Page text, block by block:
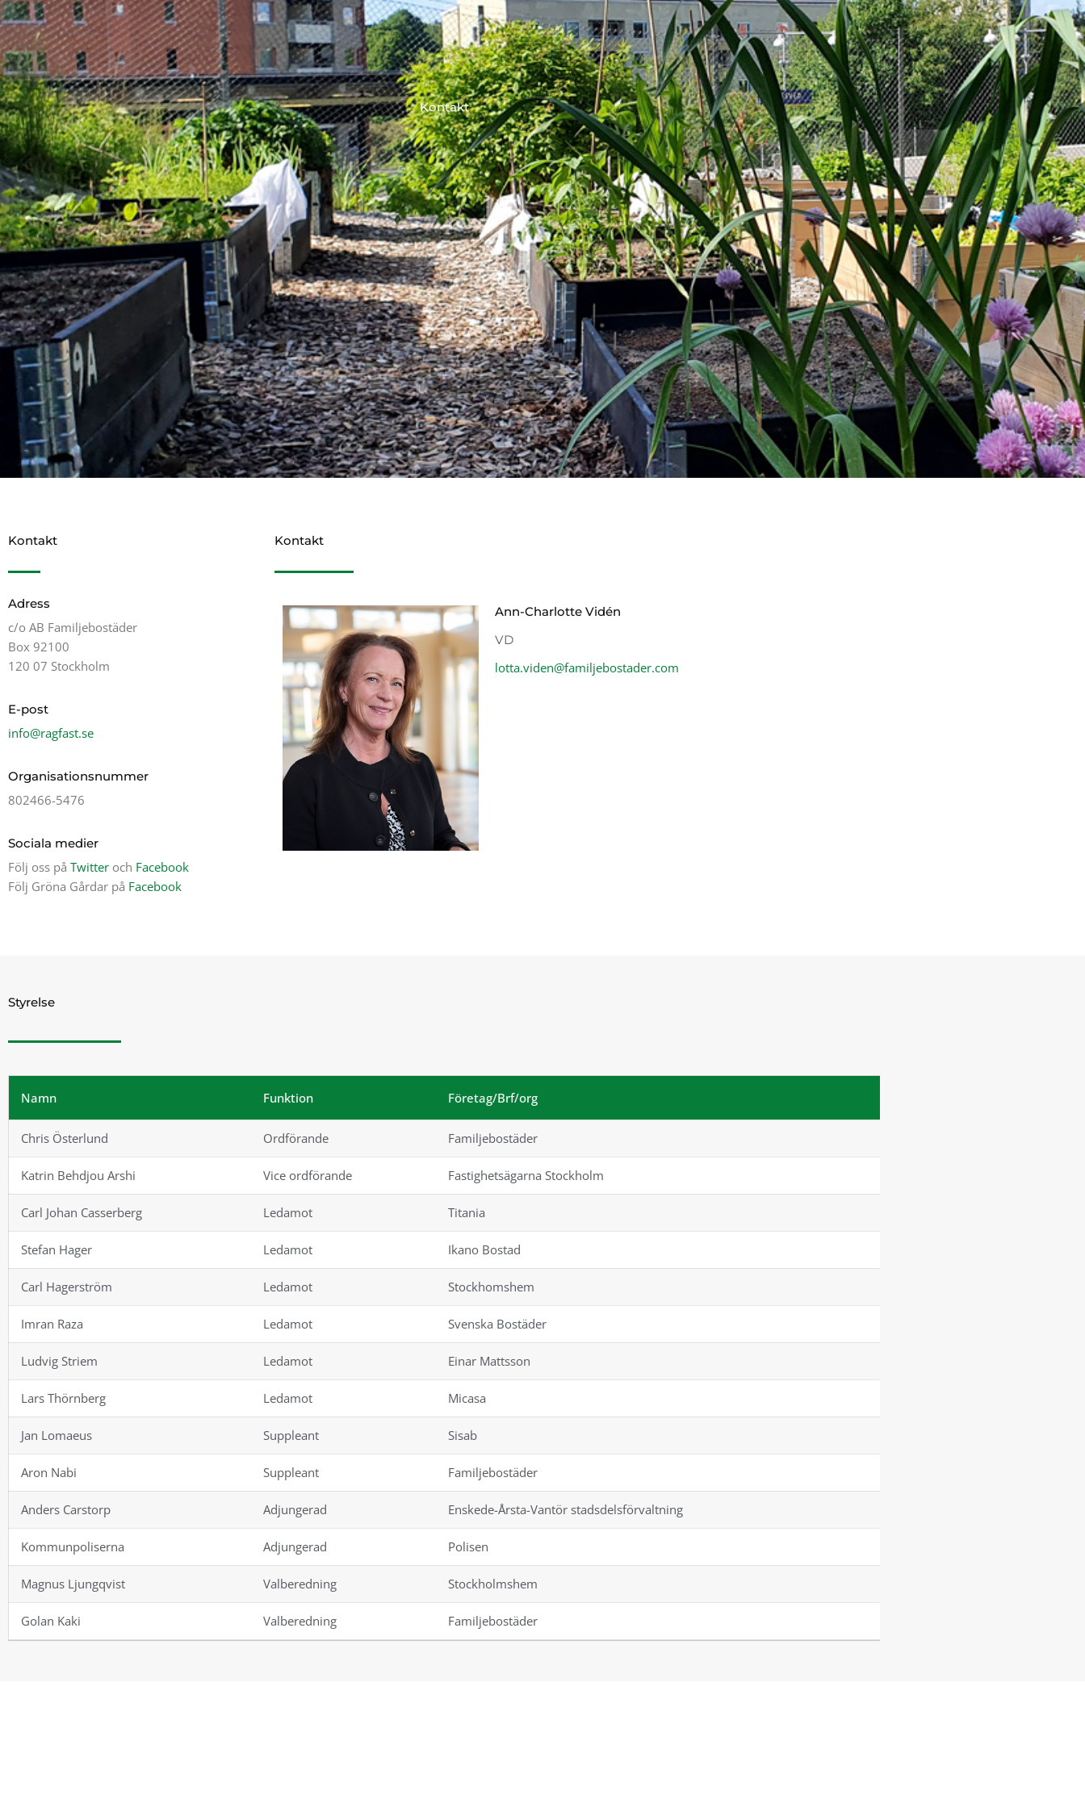
Kontakt
Kontakt
Adress
c/o AB Familjebostäder
Box 92100
120 07 Stockholm
E-post
info@ragfast.se
Organisationsnummer
802466-5476
Sociala medier
Följ oss på Twitter och Facebook
Följ Gröna Gårdar på Facebook
Kontakt
Ann-Charlotte Vidén
VD
lotta.viden@familjebostader.com
Styrelse
Namn Funktion Företag/Brf/org
Chris Österlund Ordförande Familjebostäder
Katrin Behdjou Arshi Vice ordförande Fastighetsägarna Stockholm
Carl Johan Casserberg Ledamot Titania
Stefan Hager Ledamot Ikano Bostad
Carl Hagerström Ledamot Stockhomshem
Imran Raza Ledamot Svenska Bostäder
Ludvig Striem Ledamot Einar Mattsson
Lars Thörnberg Ledamot Micasa
Jan Lomaeus Suppleant Sisab
Aron Nabi Suppleant Familjebostäder
Anders Carstorp Adjungerad Enskede-Årsta-Vantör stadsdelsförvaltning
Kommunpoliserna Adjungerad Polisen
Magnus Ljungqvist Valberedning Stockholmshem
Golan Kaki Valberedning Familjebostäder